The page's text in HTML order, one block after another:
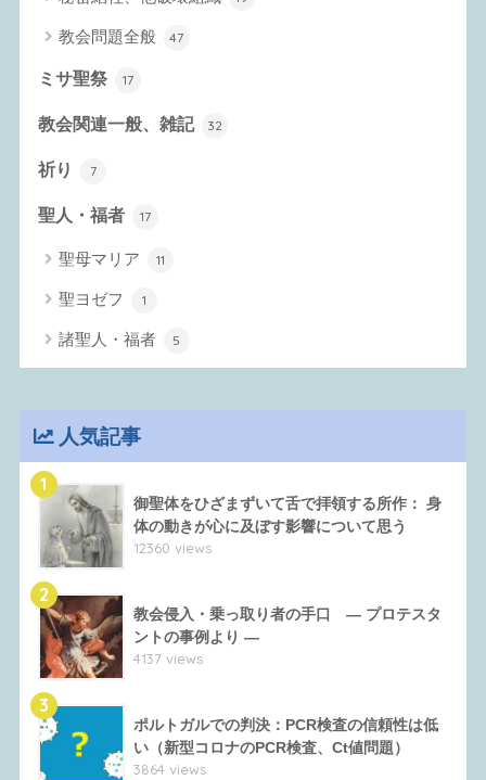
教会問題全般 47
ミサ聖祭 17
教会関連一般、雑記 32
祈り 7
聖人・福者 17
聖母マリア 11
聖ヨゼフ 1
諸聖人・福者 5
人気記事
1
御聖体をひざまずいて舌で拝領する所作： 身
体の動きが心に及ぼす影響について思う
12360 views
2
教会侵入・乗っ取り者の手口 ― プロテスタ
ントの事例より ―
4137 views
3
ポルトガルでの判決：PCR検査の信頼性は低
い（新型コロナのPCR検査、Ct値問題）
3864 views